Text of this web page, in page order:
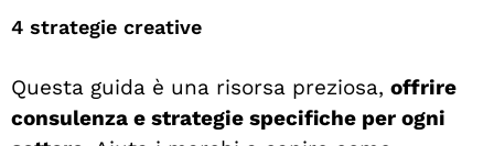
4 strategie creative
Questa guida è una risorsa preziosa, offrire
consulenza e strategie specifiche per ogni